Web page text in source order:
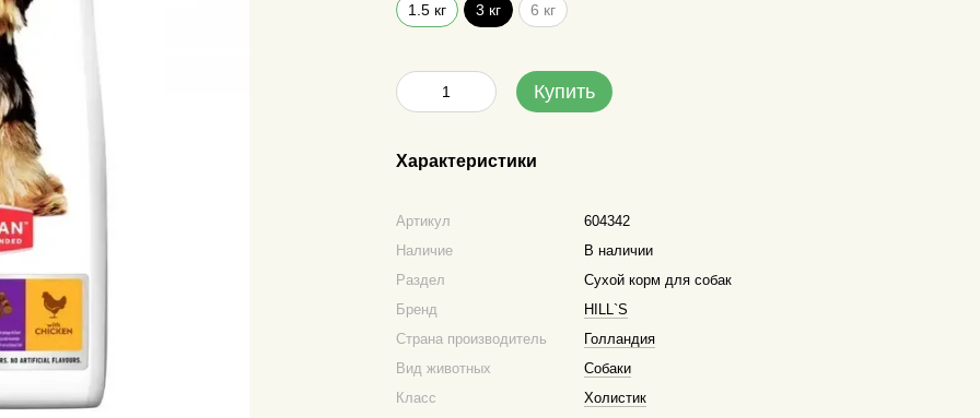
1.5 кг 3 кг 6 кг
Купить
Характеристики
Артикул
604342
Наличие
В наличии
Раздел
Сухой корм для собак
Бренд
HILL`S
Страна производитель
Голландия
Вид животных
Собаки
Класс
Холистик